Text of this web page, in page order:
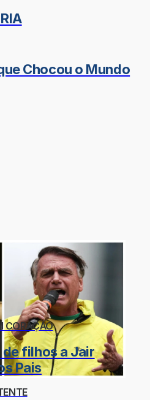
Chocou o Mundo
CORAÇÃO
filhos a Jair
Pais